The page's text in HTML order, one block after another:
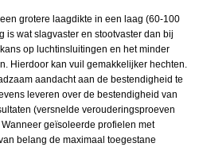
grotere laagdikte in een laag (60-100
is wat slagvaster en stootvaster dan bij
op luchtinsluitingen en het minder
Hierdoor kan vuil gemakkelijker hechten.
aandacht aan de bestendigheid te
leveren over de bestendigheid van
(versnelde verouderingsproeven
geïsoleerde profielen met
belang de maximaal toegestane